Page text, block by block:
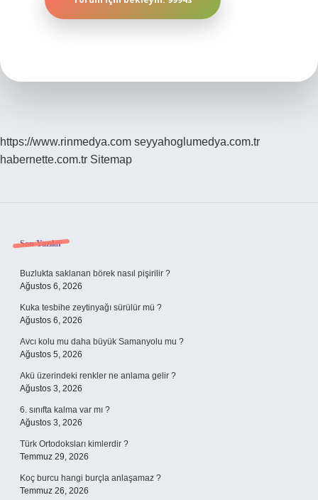
https://www.rinmedya.com seyyahoglumedya.com.tr
habernette.com.tr Sitemap
Sidebar
Son Yazılar
Buzlukta saklanan börek nasıl pişirilir ?
Ağustos 6, 2026
Kuka tesbihe zeytinyağı sürülür mü ?
Ağustos 6, 2026
Avcı kolu mu daha büyük Samanyolu mu ?
Ağustos 5, 2026
Akü üzerindeki renkler ne anlama gelir ?
Ağustos 3, 2026
6. sınıfta kalma var mı ?
Ağustos 3, 2026
Türk Ortodoksları kimlerdir ?
Temmuz 29, 2026
Koç burcu hangi burçla anlaşamaz ?
Temmuz 26, 2026